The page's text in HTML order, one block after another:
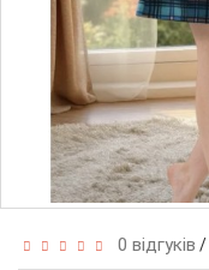
0 відгуків /